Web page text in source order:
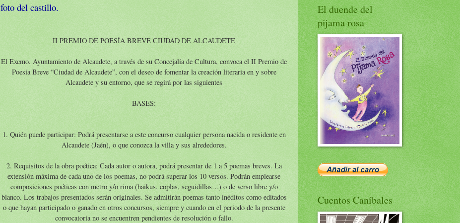
foto del castillo.
II PREMIO DE POESÍA BREVE CIUDAD DE ALCAUDETE
El Excmo. Ayuntamiento de Alcaudete, a través de su Concejalía de Cultura, convoca el II Premio de
Poesía Breve “Ciudad de Alcaudete”, con el deseo de fomentar la creación literaria en y sobre
Alcaudete y su entorno, que se regirá por las siguientes
BASES:
1. Quién puede participar: Podrá presentarse a este concurso cualquier persona nacida o residente en
Alcaudete (Jaén), o que conozca la villa y sus alrededores.
2. Requisitos de la obra poética: Cada autor o autora, podrá presentar de 1 a 5 poemas breves. La
extensión máxima de cada uno de los poemas, no podrá superar los 10 versos. Podrán emplearse
composiciones poéticas con metro y/o rima (haikus, coplas, seguidillas…) o de verso libre y/o
blanco. Los trabajos presentados serán originales. Se admitirán poemas tanto inéditos como editados
o que hayan participado o ganado en otros concursos, siempre y cuando en el periodo de la presente
convocatoria no se encuentren pendientes de resolución o fallo.
El duende del
pijama rosa
Cuentos Caníbales